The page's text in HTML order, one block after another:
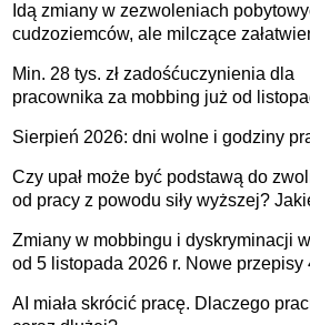
dni od ustania stosunku pracy
Idą zmiany w zezwoleniach
cudzoziemców, ale milczące
Min. 28 tys. zł zadośćuczynienia dla
pracownika za mobbing już od
zespołu
Sierpień 2026: dni wolne i godziny
Czy upał może być podstawą do
od pracy z powodu siły wyższej?
Zmiany w mobbingu i dyskryminacji
od 5 listopada 2026 r. Nowe przepisy
Ustaw
AI miała skrócić pracę. Dlaczego